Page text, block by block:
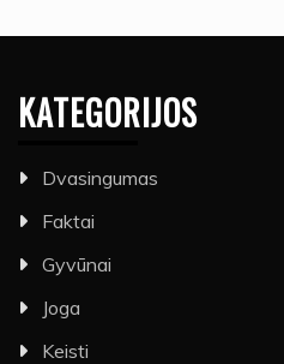
KATEGORIJOS
Dvasingumas
Faktai
Gyvūnai
Joga
Keisti